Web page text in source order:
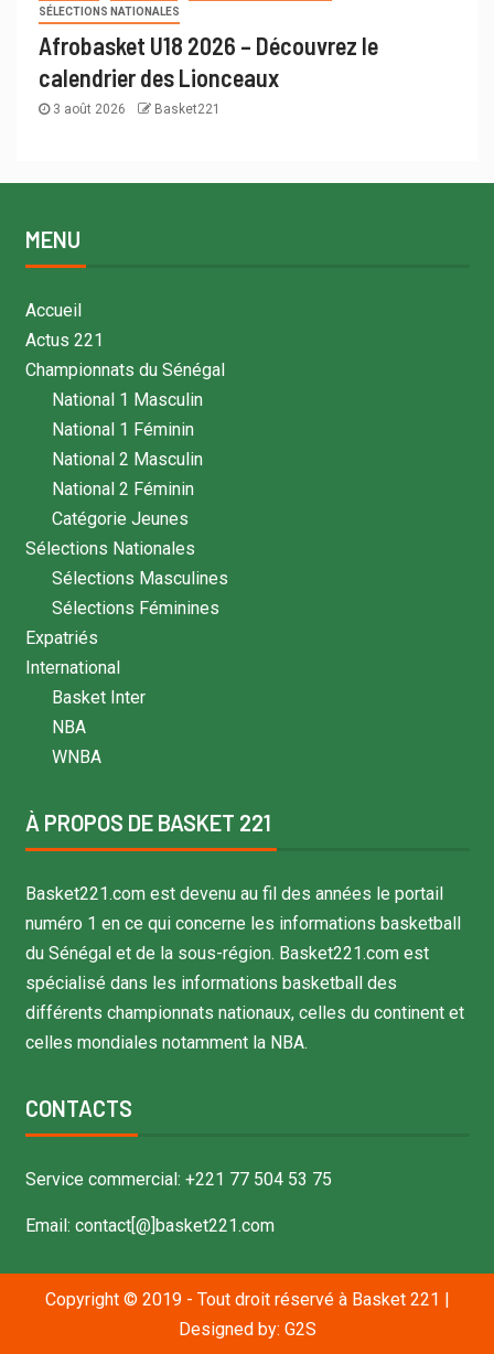
SÉLECTIONS NATIONALES
Afrobasket U18 2026 – Découvrez le
calendrier des Lionceaux
3 août 2026 Basket221
MENU
Accueil
Actus 221
Championnats du Sénégal
National 1 Masculin
National 1 Féminin
National 2 Masculin
National 2 Féminin
Catégorie Jeunes
Sélections Nationales
Sélections Masculines
Sélections Féminines
Expatriés
International
Basket Inter
NBA
WNBA
À PROPOS DE BASKET 221
Basket221.com est devenu au fil des années le portail
numéro 1 en ce qui concerne les informations basketball
du Sénégal et de la sous-région. Basket221.com est
spécialisé dans les informations basketball des
différents championnats nationaux, celles du continent et
celles mondiales notamment la NBA.
CONTACTS
Service commercial: +221 77 504 53 75
Email: contact[@]basket221.com
Copyright © 2019 - Tout droit réservé à Basket 221 |
Designed by: G2S